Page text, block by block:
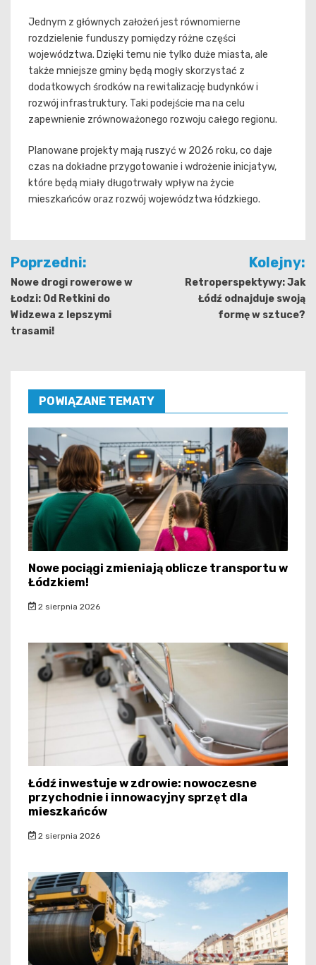
Jednym z głównych założeń jest równomierne
rozdzielenie funduszy pomiędzy różne części
województwa. Dzięki temu nie tylko duże miasta, ale
także mniejsze gminy będą mogły skorzystać z
dodatkowych środków na rewitalizację budynków i
rozwój infrastruktury. Taki podejście ma na celu
zapewnienie zrównoważonego rozwoju całego regionu.
Planowane projekty mają ruszyć w 2026 roku, co daje
czas na dokładne przygotowanie i wdrożenie inicjatyw,
które będą miały długotrwały wpływ na życie
mieszkańców oraz rozwój województwa łódzkiego.
Nawigacja
wpisu
Poprzedni:
Nowe drogi rowerowe w
Łodzi: Od Retkini do
Widzewa z lepszymi
trasami!
Kolejny:
Retroperspektywy: Jak
Łódź odnajduje swoją
formę w sztuce?
POWIĄZANE TEMATY
Nowe pociągi zmieniają oblicze transportu w
Łódzkiem!
2 sierpnia 2026
Łódź inwestuje w zdrowie: nowoczesne
przychodnie i innowacyjny sprzęt dla
mieszkańców
2 sierpnia 2026